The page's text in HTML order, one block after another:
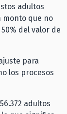
adultos
monto que no
del valor de
para
los procesos
adultos